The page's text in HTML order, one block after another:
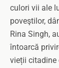
culori vii ale
poveştilor,
Rina Singh,
întoarcă
vieții citadine